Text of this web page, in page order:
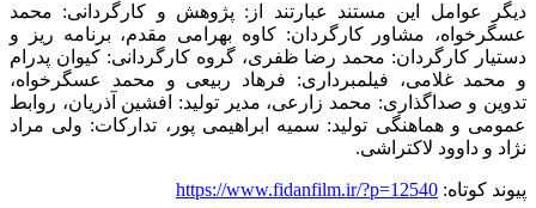
دیگر عوامل این مستند عبارتند از: پژوهش و کارگردانی: محمد
عسگرخواه، مشاور کارگردان: کاوه بهرامی مقدم، برنامه ریز و
دستیار کارگردان: محمد رضا ظفری،گروه کارگردانی: کیوان پدرام
و محمد غلامی، فیلمبرداری: فرهاد ربیعی و محمد عسگرخواه،
تدوین و صداگذاری: محمد زارعی، مدیر تولید: افشین آذریان، روابط
عمومی و هماهنگی تولید: سمیه ابراهیمی پور، تدارکات: ولی مراد
نژاد و داوود لاکتراشی.
پیوند کوتاه: https://www.fidanfilm.ir/?p=12540